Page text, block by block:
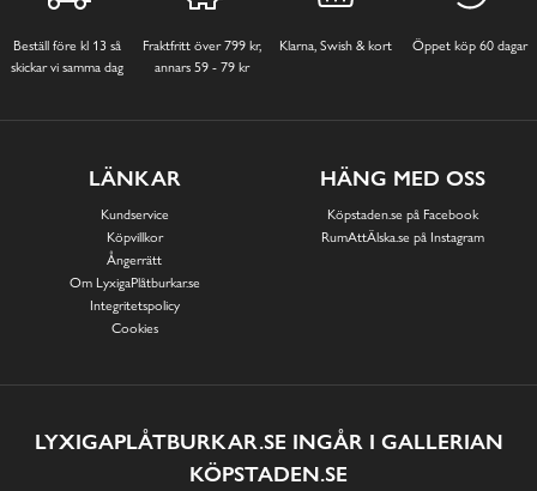
Beställ före kl 13 så
skickar vi samma dag
Fraktfritt över 799 kr,
annars 59 - 79 kr
Klarna, Swish & kort Öppet köp 60 dagar
LÄNKAR
Kundservice
Köpvillkor
Ångerrätt
Om LyxigaPlåtburkar.se
Integritetspolicy
Cookies
HÄNG MED OSS
Köpstaden.se på Facebook
RumAttÄlska.se på Instagram
LYXIGAPLÅTBURKAR.SE INGÅR I GALLERIAN
KÖPSTADEN.SE